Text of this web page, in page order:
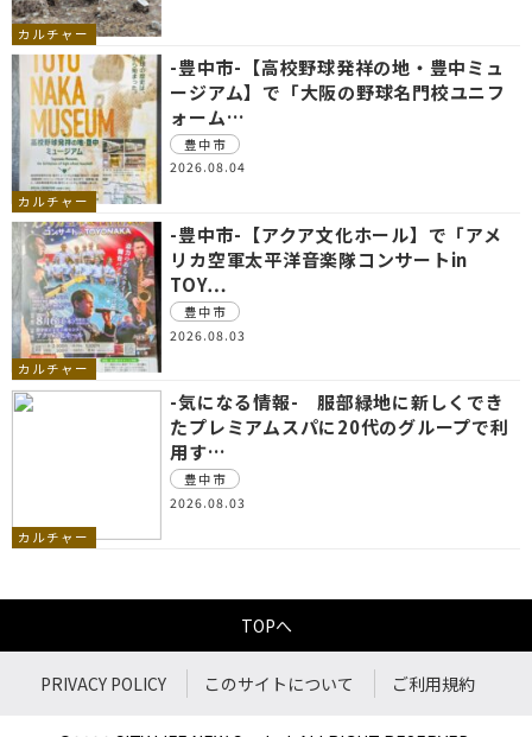
カルチャー
カルチャー
-豊中市-【高校野球発祥の地・豊中ミュ
ージアム】で「大阪の野球名門校ユニフ
ォーム…
豊中市
2026.08.04
カルチャー
-豊中市-【アクア文化ホール】で「アメ
リカ空軍太平洋音楽隊コンサートin
TOY…
豊中市
2026.08.03
カルチャー
-気になる情報- 服部緑地に新しくでき
たプレミアムスパに20代のグループで利
用す…
豊中市
2026.08.03
TOPへ
PRIVACY POLICY このサイトについて ご利用規約